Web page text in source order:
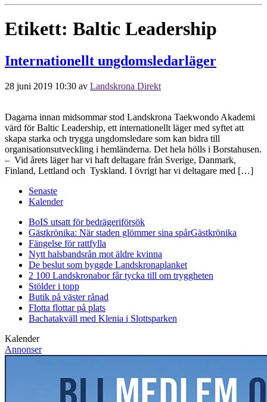
Etikett: Baltic Leadership
Internationellt ungdomsledarläger
28 juni 2019 10:30 av Landskrona Direkt
Dagarna innan midsommar stod Landskrona Taekwondo Akademi
värd för Baltic Leadership, ett internationellt läger med syftet att
skapa starka och trygga ungdomsledare som kan bidra till
organisationsutveckling i hemländerna. Det hela hölls i Borstahusen.
– Vid årets läger har vi haft deltagare från Sverige, Danmark,
Finland, Lettland och Tyskland. I övrigt har vi deltagare med […]
Senaste
Kalender
BoIS utsatt för bedrägeriförsök
Gästkrönika: När staden glömmer sina spårGästkrönika
Fängelse för rattfylla
Nytt halsbandsrån mot äldre kvinna
De beslut som byggde Landskronaplanket
2 100 Landskronabor får tycka till om tryggheten
Stölder i topp
Butik på väster rånad
Flotta flottar på plats
Bachatakväll med Klenia i Slottsparken
Kalender
Annonser